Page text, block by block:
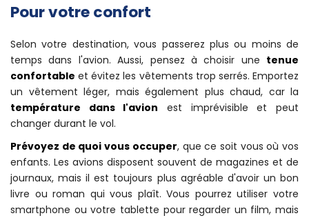
Pour votre confort
Selon votre destination, vous passerez plus ou moins de
temps dans l'avion. Aussi, pensez à choisir une tenue
confortable et évitez les vêtements trop serrés. Emportez
un vêtement léger, mais également plus chaud, car la
température dans l'avion est imprévisible et peut
changer durant le vol.
Prévoyez de quoi vous occuper, que ce soit vous où vos
enfants. Les avions disposent souvent de magazines et de
journaux, mais il est toujours plus agréable d'avoir un bon
livre ou roman qui vous plaît. Vous pourrez utiliser votre
smartphone ou votre tablette pour regarder un film, mais